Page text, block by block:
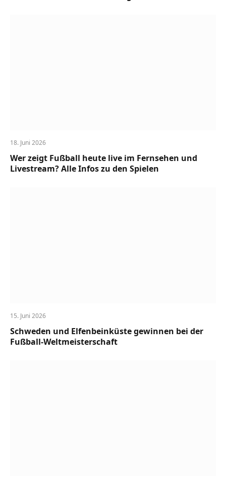
18. Juni 2026
Wer zeigt Fußball heute live im Fernsehen und
Livestream? Alle Infos zu den Spielen
15. Juni 2026
Schweden und Elfenbeinküste gewinnen bei der
Fußball-Weltmeisterschaft